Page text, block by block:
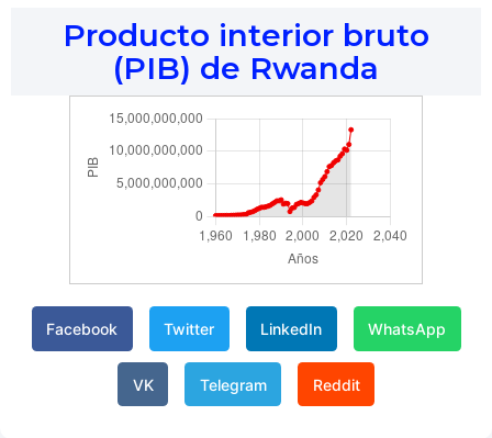
Producto interior bruto
(PIB) de Rwanda
Facebook Twitter LinkedIn WhatsApp
VK Telegram Reddit